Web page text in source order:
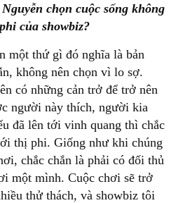
chọn cuộc sống không
của showbiz?
một thứ gì đó nghĩa là bản
không nên chọn vì lo sợ.
có những cản trở để trở nên
người này thích, người kia
đã lên tới vinh quang thì chắc
thị phi. Giống như khi chúng
chắc chắn là phải có đối thủ
một mình. Cuộc chơi sẽ trở
thử thách, và showbiz tôi